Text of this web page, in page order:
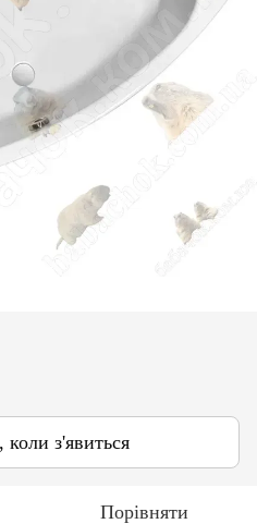
з'явиться
Порівняти